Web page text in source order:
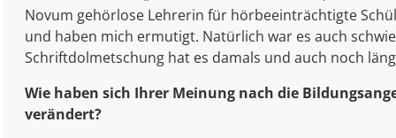
Novum gehörlose Lehrerin für hörbeeinträchtigte
und haben mich ermutigt. Natürlich war es auch
Schriftdolmetschung hat es damals und auch noch
Wie haben sich Ihrer Meinung nach die
verändert?